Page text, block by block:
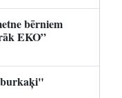
bērniem
EKO”